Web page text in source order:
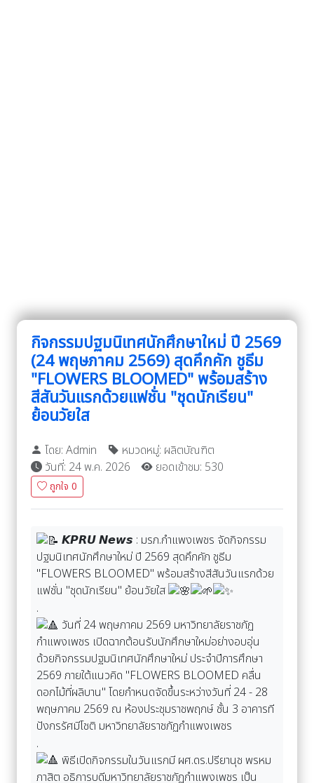
กิจกรรมปฐมนิเทศนักศึกษาใหม่ ปี 2569
(24 พฤษภาคม 2569) สุดคึกคัก ชูธีม
"FLOWERS BLOOMED" พร้อมสร้าง
สีสันวันแรกด้วยแฟชั่น "ชุดนักเรียน"
ย้อนวัยใส
โดย: Admin
หมวดหมู่: ผลิตบัณฑิต
วันที่: 24 พ.ค. 2026
ยอดเข้าชม: 530
ถูกใจ 0
𝙆𝙋𝙍𝙐 𝙉𝙚𝙬𝙨 : มรภ.กำแพงเพชร จัดกิจกรรม
ปฐมนิเทศนักศึกษาใหม่ ปี 2569 สุดคึกคัก ชูธีม
"FLOWERS BLOOMED" พร้อมสร้างสีสันวันแรกด้วย
แฟชั่น "ชุดนักเรียน" ย้อนวัยใส
.
วันที่ 24 พฤษภาคม 2569 มหาวิทยาลัยราชภัฏ
กำแพงเพชร เปิดฉากต้อนรับนักศึกษาใหม่อย่างอบอุ่น
ด้วยกิจกรรมปฐมนิเทศนักศึกษาใหม่ ประจำปีการศึกษา
2569 ภายใต้แนวคิด "FLOWERS BLOOMED คลื่น
ดอกไม้ที่ผลิบาน" โดยกำหนดจัดขึ้นระหว่างวันที่ 24 - 28
พฤษภาคม 2569 ณ ห้องประชุมราชพฤกษ์ ชั้น 3 อาคารที
ปังกรรัศมีโชติ มหาวิทยาลัยราชภัฏกำแพงเพชร
.
พิธีเปิดกิจกรรมในวันแรกมี ผศ.ดร.ปรียานุช พรหม
ภาสิต อธิการบดีมหาวิทยาลัยราชภัฏกำแพงเพชร เป็น